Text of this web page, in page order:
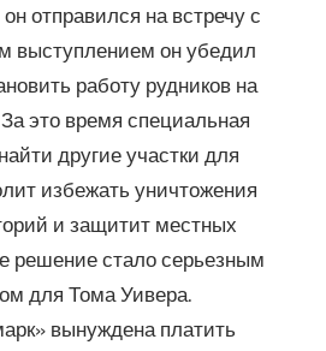
отправился на встречу с
выступлением он убедил
работу рудников на
это время специальная
другие участки для
избежать уничтожения
и защитит местных
решение стало серьезным
для Тома Уивера.
вынуждена платить